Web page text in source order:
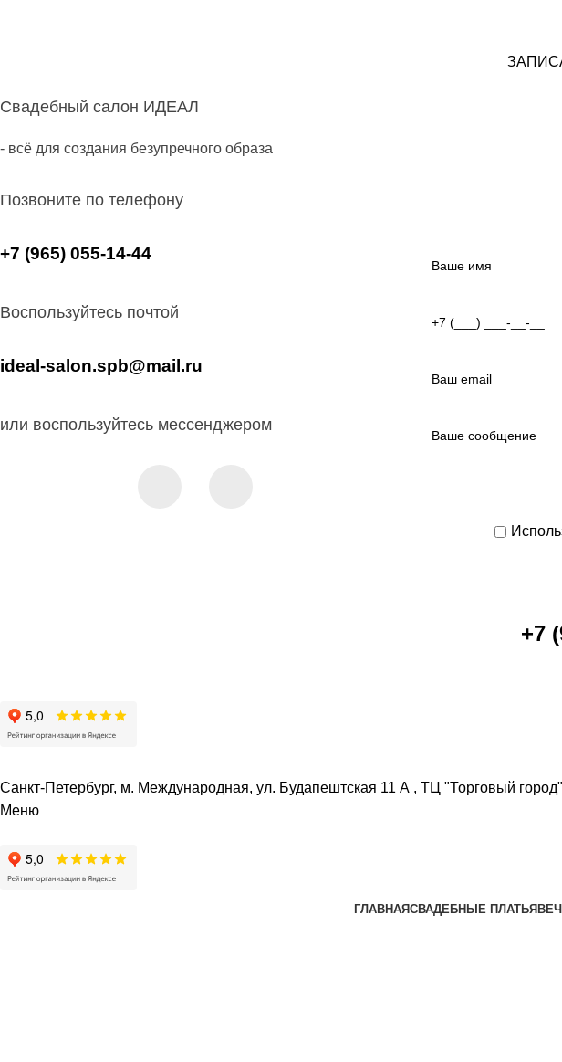
Свадебный салон ИДЕАЛ
- всё для создания безупречного образа
Позвоните по телефону
+7 (965) 055-14-44
Воспользуйтесь почтой
ideal-salon.spb@mail.ru
или воспользуйтесь мессенджером
+7
Санкт-Петербург, м. Международная, ул. Будапештская 11 А , ТЦ "Торговый
Меню
ГЛАВНАЯСВАДЕБНЫЕ ПЛАТЬЯ